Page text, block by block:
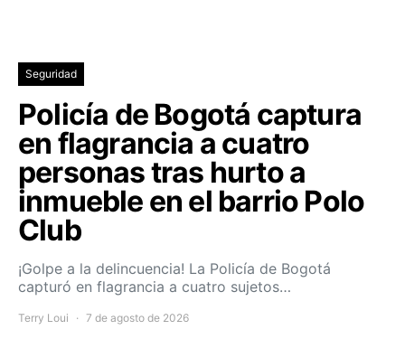
Seguridad
Policía de Bogotá captura
en flagrancia a cuatro
personas tras hurto a
inmueble en el barrio Polo
Club
¡Golpe a la delincuencia! La Policía de Bogotá
capturó en flagrancia a cuatro sujetos…
Terry Loui 7 de agosto de 2026